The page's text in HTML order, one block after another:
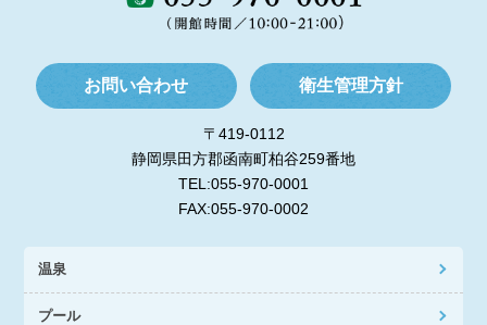
お問い合わせ 衛生管理方針
〒419-0112
静岡県田方郡函南町柏谷259番地
TEL:055-970-0001
FAX:055-970-0002
温泉
プール